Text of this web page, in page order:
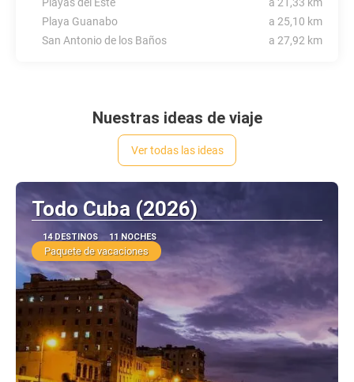
Playa Guanabo
a 25,10 km
San Antonio de los Baños
a 27,92 km
Nuestras ideas de viaje
Ver todas las ideas
Todo Cuba (2026)
14 DESTINOS 11 NOCHES
Paquete de vacaciones